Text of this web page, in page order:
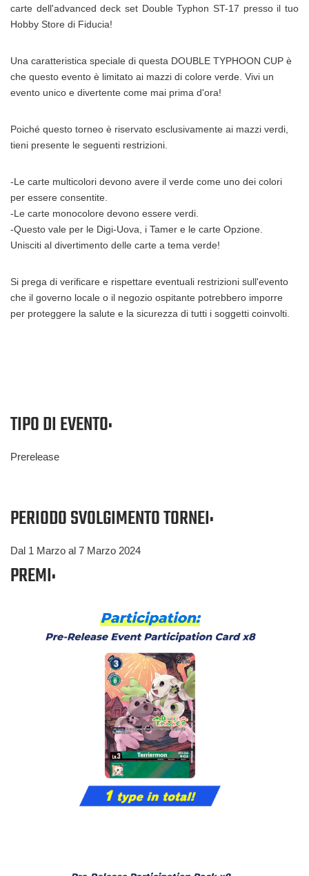
carte dell'advanced deck set Double Typhon ST-17 presso il tuo
Hobby Store di Fiducia!
Una caratteristica speciale di questa DOUBLE TYPHOON CUP è
che questo evento è limitato ai mazzi di colore verde. Vivi un
evento unico e divertente come mai prima d'ora!
Poiché questo torneo è riservato esclusivamente ai mazzi verdi,
tieni presente le seguenti restrizioni.
-Le carte multicolori devono avere il verde come uno dei colori
per essere consentite.
-Le carte monocolore devono essere verdi.
-Questo vale per le Digi-Uova, i Tamer e le carte Opzione.
Unisciti al divertimento delle carte a tema verde!
Si prega di verificare e rispettare eventuali restrizioni sull'evento
che il governo locale o il negozio ospitante potrebbero imporre
per proteggere la salute e la sicurezza di tutti i soggetti coinvolti.
TIPO DI EVENTO:
Prerelease
PERIODO SVOLGIMENTO TORNEI:
Dal 1 Marzo al 7 Marzo 2024
PREMI: